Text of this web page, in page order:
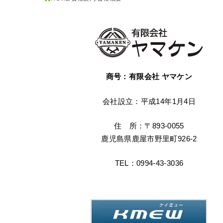
商号：有限会社 ヤマケン
会社設立：平成14年1月4日
住 所：〒893-0055
鹿児島県鹿屋市野里町926-2
TEL：0994-43-3036